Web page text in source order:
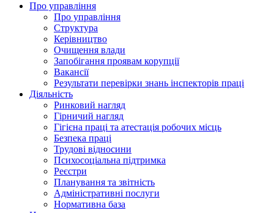
Про управління
Про управління
Структура
Керівництво
Очищення влади
Запобігання проявам корупції
Вакансії
Результати перевірки знань інспекторів праці
Діяльність
Ринковий нагляд
Гірничий нагляд
Гігієна праці та атестація робочих місць
Безпека праці
Трудові відносини
Психосоціальна підтримка
Реєстри
Планування та звітність
Адміністративні послуги
Нормативна база